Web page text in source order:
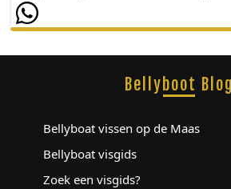
Bellyboot Blog
Bellyboat vissen op de Maas
Bellyboat visgids
Zoek een visgids?